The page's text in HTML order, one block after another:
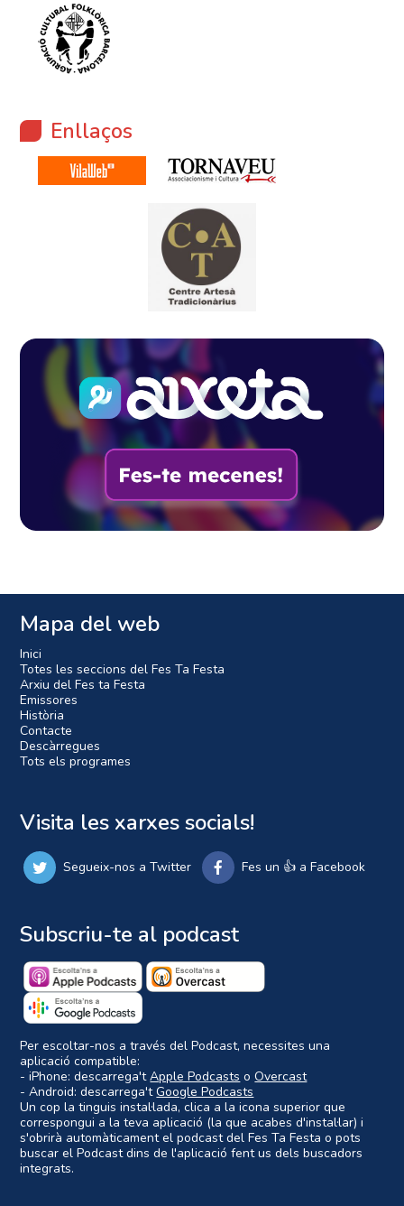
Enllaços
Mapa del web
Inici
Totes les seccions del Fes Ta Festa
Arxiu del Fes ta Festa
Emissores
Història
Contacte
Descàrregues
Tots els programes
Visita les xarxes socials!
Segueix-nos a Twitter Fes un 👍 a Facebook
Subscriu-te al podcast
Per escoltar-nos a través del Podcast, necessites una
aplicació compatible:
- iPhone: descarrega'tApple Podcasts oOvercast
- Android: descarrega'tGoogle Podcasts
Un cop la tinguis instal·lada, clica a la icona superior que
correspongui a la teva aplicació (la que acabes d'instal·lar) i
s'obrirà automàticament el podcast del Fes Ta Festa o pots
buscar el Podcast dins de l'aplicació fent us dels buscadors
integrats.